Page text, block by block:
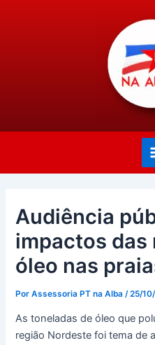
Audiência
impactos das
óleo nas
PorAssessoria PT na Alba/25/
As toneladas de óleo que
região Nordeste foi tema de